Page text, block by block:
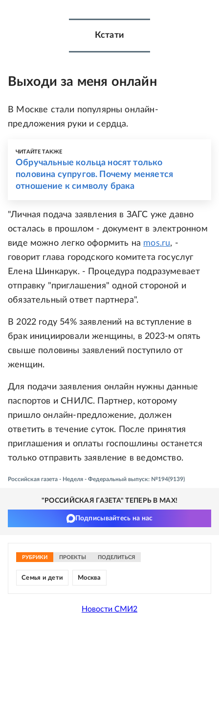
Кстати
Выходи за меня онлайн
В Москве стали популярны онлайн-
предложения руки и сердца.
ЧИТАЙТЕ ТАКЖЕ
Обручальные кольца носят только
половина супругов. Почему меняется
отношение к символу брака
"Личная подача заявления в ЗАГС уже давно
осталась в прошлом - документ в электронном
виде можно легко оформить на mos.ru, -
говорит глава городского комитета госуслуг
Елена Шинкарук. - Процедура подразумевает
отправку "приглашения" одной стороной и
обязательный ответ партнера".
В 2022 году 54% заявлений на вступление в
брак инициировали женщины, в 2023-м опять
свыше половины заявлений поступило от
женщин.
Для подачи заявления онлайн нужны данные
паспортов и СНИЛС. Партнер, которому
пришло онлайн-предложение, должен
ответить в течение суток. После принятия
приглашения и оплаты госпошлины останется
только отправить заявление в ведомство.
Российская газета - Неделя - Федеральный выпуск: №194(9139)
"РОССИЙСКАЯ ГАЗЕТА" ТЕПЕРЬ В MAX!
Подписывайтесь на нас
РУБРИКИ ПРОЕКТЫ ПОДЕЛИТЬСЯ
Семья и дети Москва
Новости СМИ2